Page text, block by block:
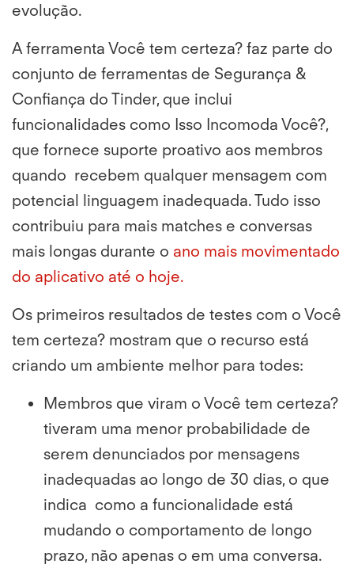
evolução.
A ferramenta Você tem certeza? faz parte do
conjunto de ferramentas de Segurança &
Confiança do Tinder, que inclui
funcionalidades como Isso Incomoda Você?,
que fornece suporte proativo aos membros
quando recebem qualquer mensagem com
potencial linguagem inadequada. Tudo isso
contribuiu para mais matches e conversas
mais longas durante o ano mais movimentado
do aplicativo até o hoje.
Os primeiros resultados de testes com o Você
tem certeza? mostram que o recurso está
criando um ambiente melhor para todes:
Membros que viram o Você tem certeza?
tiveram uma menor probabilidade de
serem denunciados por mensagens
inadequadas ao longo de 30 dias, o que
indica como a funcionalidade está
mudando o comportamento de longo
prazo, não apenas o em uma conversa.